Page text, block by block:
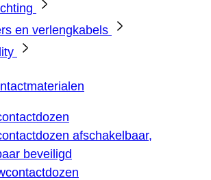
en verlengkabels
afschakelbaar,
beveiligd